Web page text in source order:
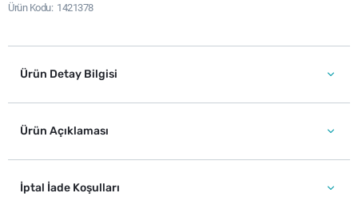
Ürün Kodu 1421378
Ürün Detay Bilgisi
Ürün Açıklaması
İptal İade Koşulları